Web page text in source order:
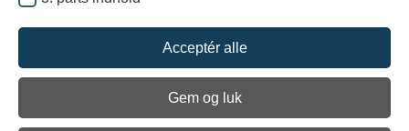
Acceptér alle
Gem og luk
Se indstillinger